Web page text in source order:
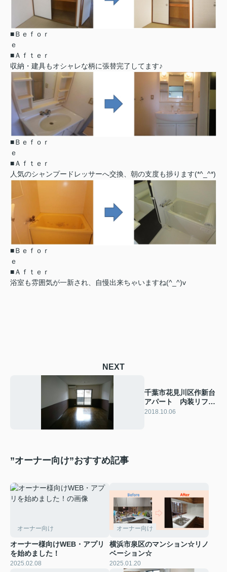
■Ｂｅｆｏｒ
■Ａｆｔｅｒ
収納・建具もオシャレな柄に張替完了してます♪
■Ｂｅｆｏｒ
■Ａｆｔｅｒ
人気のシャンプードレッサーへ交換、朝の支度も捗ります(*^_^*)
■Ｂｅｆｏｒ
■Ａｆｔｅｒ
浴室も雰囲気が一新され、自慢出来ちゃいますね(^_^)v
NEXT
千葉市花見川区作新台
アパート 内装リフォ
ーム工事!!
2018.10.06
”オーナー向け”おすすめ記事
オーナー向け
オーナー様向けWEB・アプリ
を始めました！
2025.02.08
オーナー向け
横浜市泉区のマンション☆リノ
ベーション☆
2025.01.20